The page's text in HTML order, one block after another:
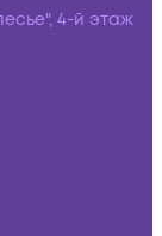
4-й этаж